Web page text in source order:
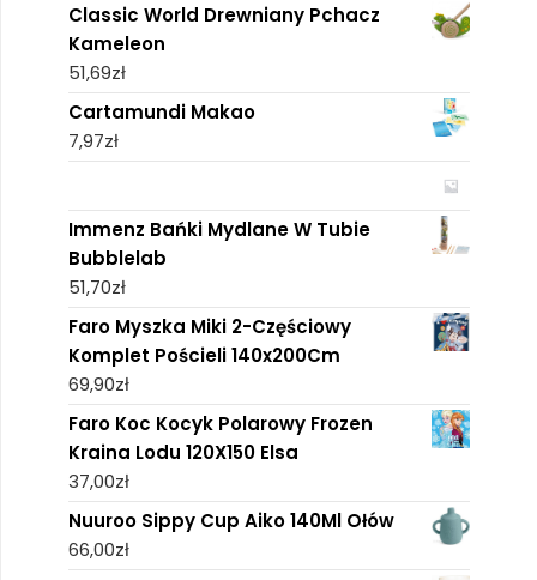
Classic World Drewniany Pchacz
Kameleon
51,69zł
Cartamundi Makao
7,97zł
Immenz Bańki Mydlane W Tubie
Bubblelab
51,70zł
Faro Myszka Miki 2-Częściowy
Komplet Pościeli 140x200Cm
69,90zł
Faro Koc Kocyk Polarowy Frozen
Kraina Lodu 120X150 Elsa
37,00zł
Nuuroo Sippy Cup Aiko 140Ml Ołów
66,00zł